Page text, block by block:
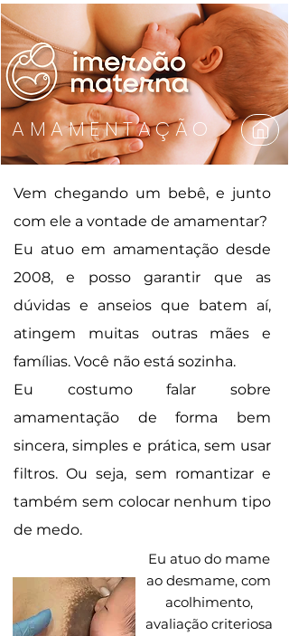
AMAMENTAÇÃO
Vem chegando um bebê, e junto
com ele a vontade de amamentar?
Eu atuo em amamentação desde
2008, e posso garantir que as
dúvidas e anseios que batem aí,
atingem muitas outras mães e
famílias. Você não está sozinha.
Eu costumo falar sobre
amamentação de forma bem
sincera, simples e prática, sem usar
filtros. Ou seja, sem romantizar e
também sem colocar nenhum tipo
de medo.
Eu atuo do mame
ao desmame, com
acolhimento,
avaliação criteriosa